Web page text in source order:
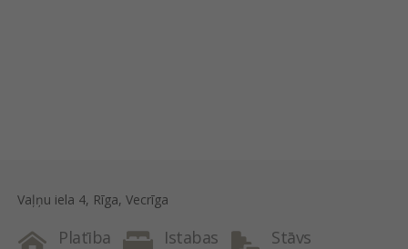
Vaļņu iela 4, Rīga, Vecrīga
Platība Istabas Stāvs